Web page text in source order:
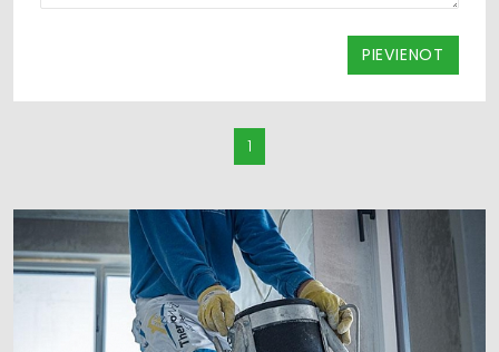
PIEVIENOT
1